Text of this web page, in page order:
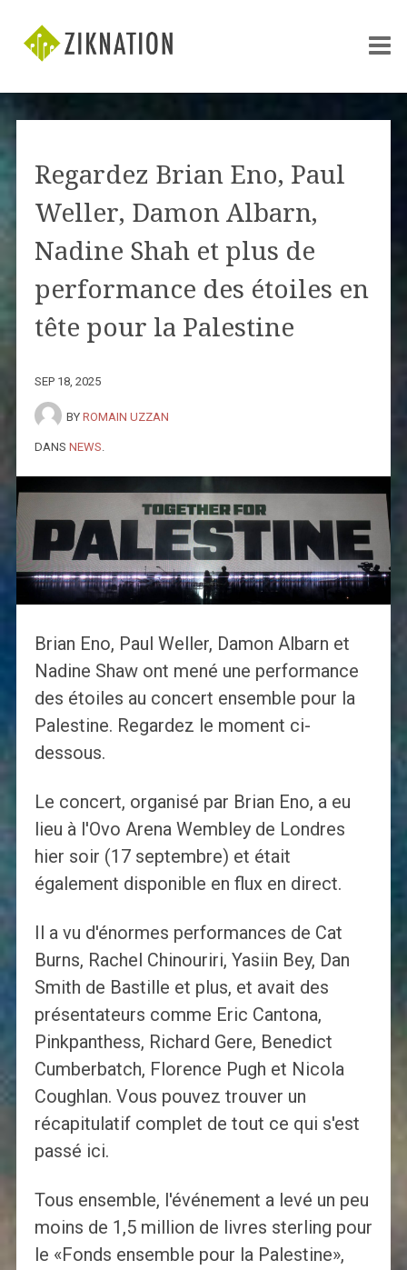
Regardez Brian Eno, Paul
Weller, Damon Albarn,
Nadine Shah et plus de
performance des étoiles en
tête pour la Palestine
SEP 18, 2025
BY ROMAIN UZZAN
DANS NEWS
Brian Eno, Paul Weller, Damon Albarn et
Nadine Shaw ont mené une performance
des étoiles au concert ensemble pour la
Palestine. Regardez le moment ci-
dessous.
Le concert, organisé par Brian Eno, a eu
lieu à l'Ovo Arena Wembley de Londres
hier soir (17 septembre) et était
également disponible en flux en direct.
Il a vu d'énormes performances de Cat
Burns, Rachel Chinouriri, Yasiin Bey, Dan
Smith de Bastille et plus, et avait des
présentateurs comme Eric Cantona,
Pinkpanthess, Richard Gere, Benedict
Cumberbatch, Florence Pugh et Nicola
Coughlan. Vous pouvez trouver un
récapitulatif complet de tout ce qui s'est
passé ici.
Tous ensemble, l'événement a levé un peu
moins de 1,5 million de livres sterling pour
le «Fonds ensemble pour la Palestine»,